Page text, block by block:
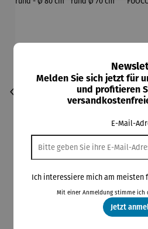
Basis für
Bodenplat
te für
Feuerkorb
Melden Sie sich jetzt für
und profitieren
E-Mail-
Ich interessiere mich am meisten
Mit einer Anmeldung stimme ich
Jetzt